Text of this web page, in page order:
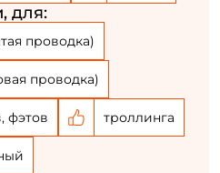
для:
проводка)
проводка)
фэтов троллинга